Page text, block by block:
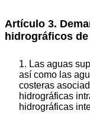
Artículo 3.
hidrográficos
1. Las aguas
así como las
costeras
hidrográficas
hidrográficas